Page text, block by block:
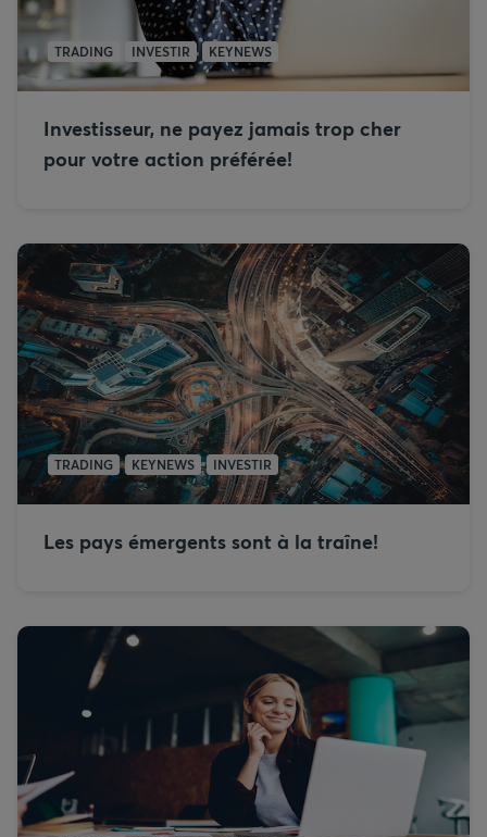
TRADING INVESTIR KEYNEWS
Investisseur, ne payez jamais trop cher
pour votre action préférée!
TRADING KEYNEWS INVESTIR
Les pays émergents sont à la traîne!